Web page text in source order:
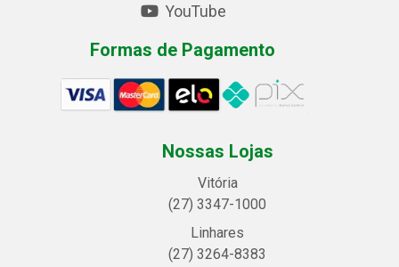
YouTube
Formas de Pagamento
Nossas Lojas
Vitória
(27) 3347-1000
Linhares
(27) 3264-8383